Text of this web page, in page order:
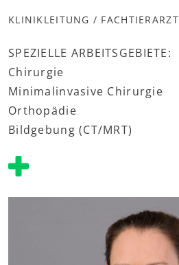
KLINIKLEITUNG / FACHTIERARZT
SPEZIELLE ARBEITSGEBIETE:
Chirurgie
Minimalinvasive Chirurgie
Orthopädie
Bildgebung (CT/MRT)